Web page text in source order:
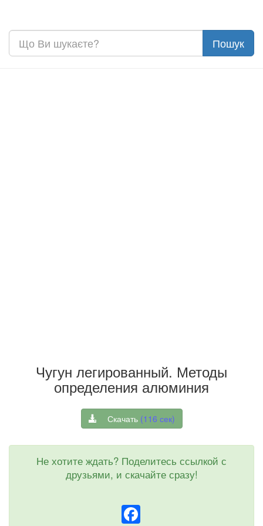
Чугун легированный. Методы
определения алюминия
Скачать (116 сек)
Не хотите ждать? Поделитесь ссылкой с
друзьями, и скачайте сразу!
Facebook